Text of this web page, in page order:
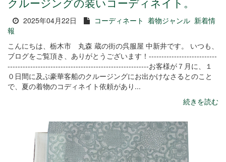
2025年04月22日 コーディネート 着物ジャンル 新着情
報
こんにちは、栃木市 丸森 蔵の街の呉服屋 中新井です。 いつも、
ブログをご覧頂き、ありがとうございます！---------------------------
--------------------------------------------------------お客様が７月に、１
０日間に及ぶ豪華客船のクルージングにお出かけなさるとのこと
で、夏の着物のコディネイト依頼があり...
続きを読む